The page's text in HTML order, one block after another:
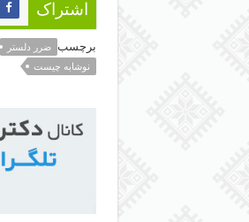
اشتراک
برچسب ضرر دلستر
نوشابه چیست